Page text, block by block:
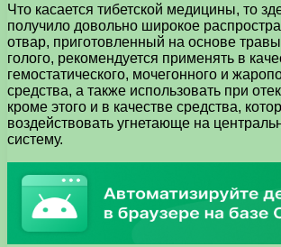
Что касается тибетской медицины, то
получило довольно широкое
отвар, приготовленный на основе
голого, рекомендуется применять в
гемостатического, мочегонного и
средства, а также использовать при
кроме этого и в качестве средства,
воздействовать угнетающе на
систему.